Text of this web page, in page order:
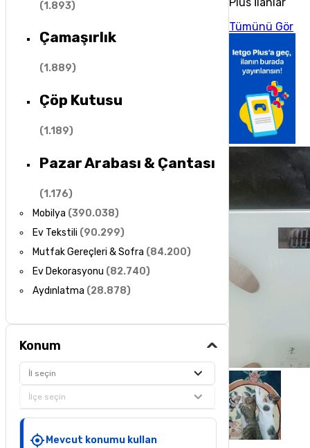
(1.893)
Çamaşırlık
(1.889)
Çöp Kutusu
(1.189)
Pazar Arabası & Çantası
(1.176)
Mobilya (390.038)
Ev Tekstili (90.299)
Mutfak Gereçleri & Sofra (84.200)
Ev Dekorasyonu (82.740)
Aydınlatma (28.878)
Konum
İl seçin
İlçe seçin
Mevcut konumu kullan
Tümünü Gör